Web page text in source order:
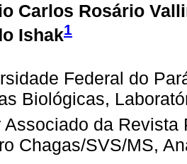
Carlos Rosário
Ishak1
Federal do
Biológicas,
Associado da
Chagas/SVS/MS,